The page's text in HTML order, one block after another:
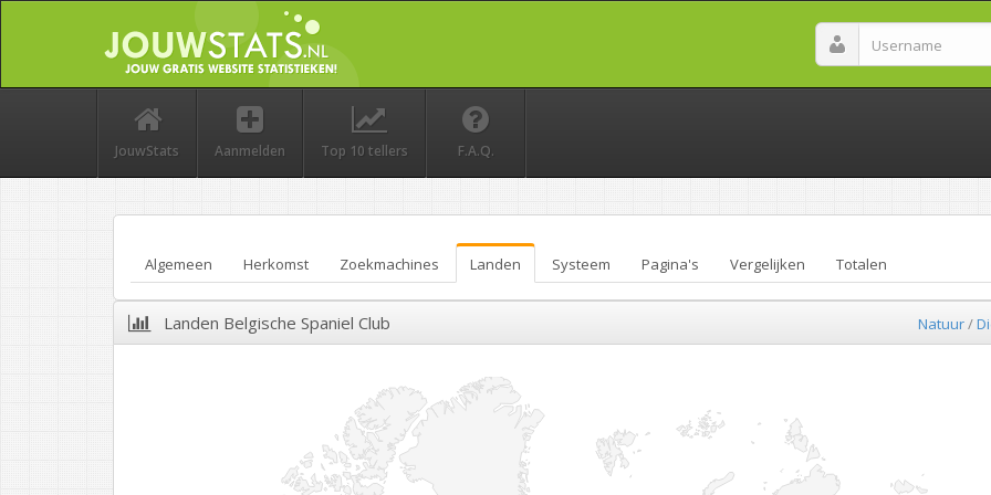
JouwStats Aanmelden Top 10 tellers F.A.Q.
Algemeen Herkomst Zoekmachines Landen Systeem Pagina's Vergelijken Totalen
Landen Belgische Spaniel Club Natuur/